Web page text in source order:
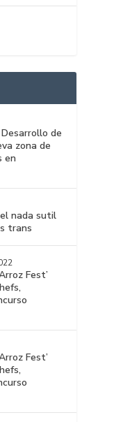
de
zona de
en
nada sutil
trans
Fest’
Fest’